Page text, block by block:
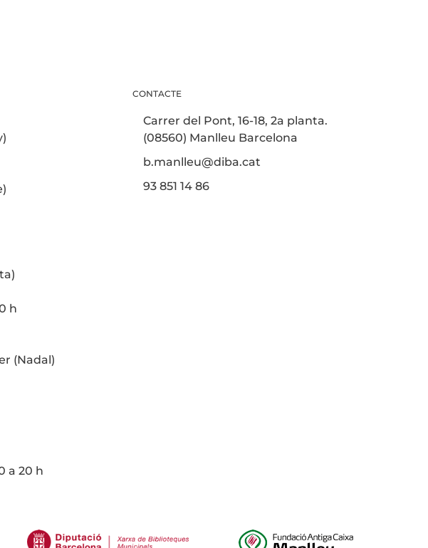
h
(Nadal)
a 20 h
CONTACTE
Carrer del Pont, 16-18, 2a planta.
(08560) Manlleu Barcelona
b.manlleu@diba.cat
93 851 14 86